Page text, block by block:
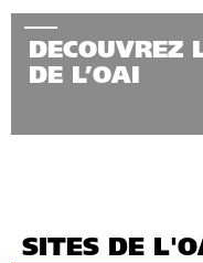
DECOUVREZ
DE L’OAI
SITES DE